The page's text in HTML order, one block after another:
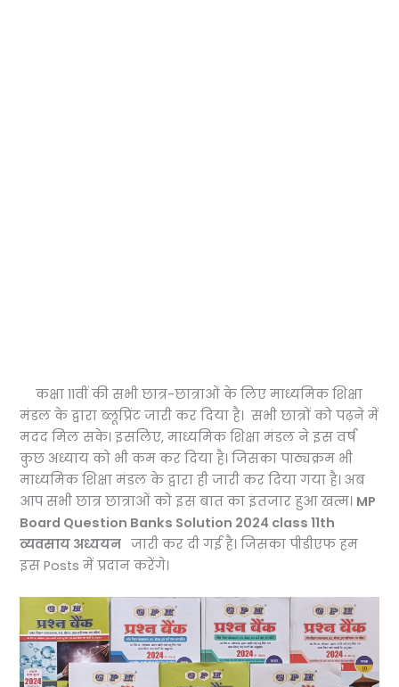
कक्षा 11वीं की सभी छात्र-छात्राओं के लिए माध्यमिक शिक्षा
मंडल के द्वारा ब्लूप्रिंट जारी कर दिया है। सभी छात्रों को पढ़ने में
मदद मिल सके। इसलिए, माध्यमिक शिक्षा मंडल ने इस वर्ष
कुछ अध्याय को भी कम कर दिया है। जिसका पाठ्यक्रम भी
माध्यमिक शिक्षा मंडल के द्वारा ही जारी कर दिया गया है। अब
आप सभी छात्र छात्राओं को इस बात का इंतजार हुआ खत्म। MP
Board Question Banks Solution 2024 class 11th
व्यवसाय अध्ययन जारी कर दी गई है। जिसका पीडीएफ हम
इस Posts में प्रदान करेंगे।